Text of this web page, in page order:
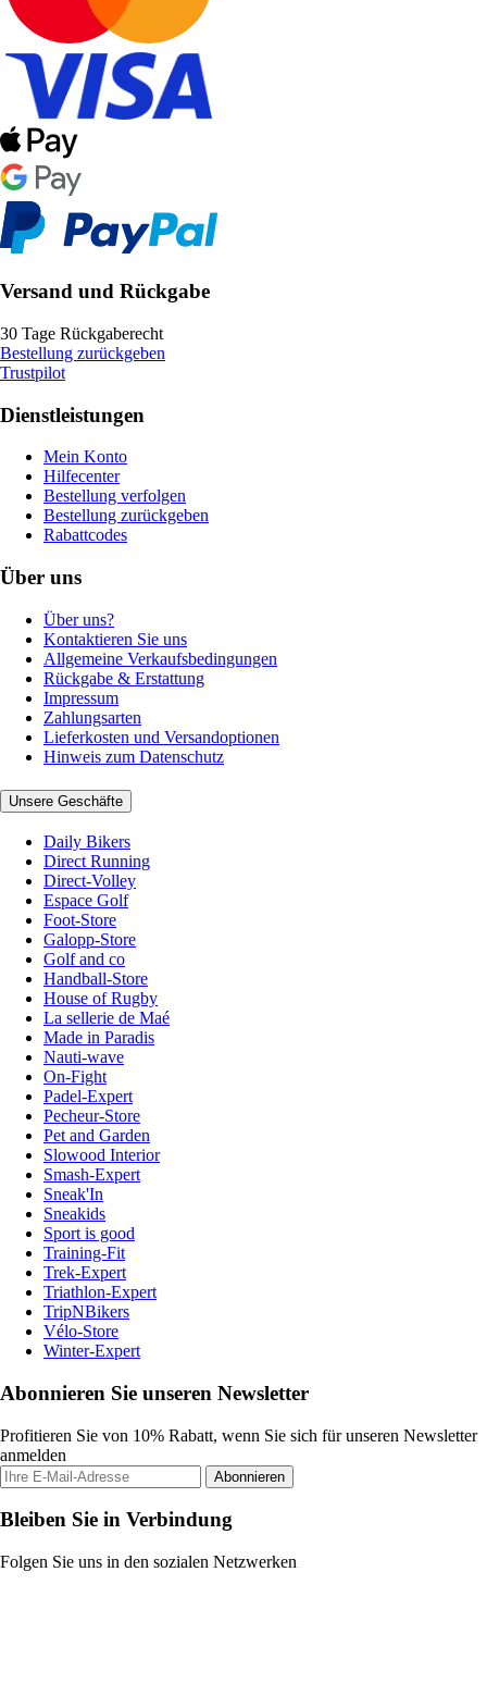
Versand und Rückgabe
30 Tage Rückgaberecht
Bestellung zurückgeben
Trustpilot
Dienstleistungen
Mein Konto
Hilfecenter
Bestellung verfolgen
Bestellung zurückgeben
Rabattcodes
Über uns
Über uns?
Kontaktieren Sie uns
Allgemeine Verkaufsbedingungen
Rückgabe & Erstattung
Impressum
Zahlungsarten
Lieferkosten und Versandoptionen
Hinweis zum Datenschutz
Unsere Geschäfte
Daily Bikers
Direct Running
Direct-Volley
Espace Golf
Foot-Store
Galopp-Store
Golf and co
Handball-Store
House of Rugby
La sellerie de Maé
Made in Paradis
Nauti-wave
On-Fight
Padel-Expert
Pecheur-Store
Pet and Garden
Slowood Interior
Smash-Expert
Sneak'In
Sneakids
Sport is good
Training-Fit
Trek-Expert
Triathlon-Expert
TripNBikers
Vélo-Store
Winter-Expert
Abonnieren Sie unseren Newsletter
Profitieren Sie von 10% Rabatt, wenn Sie sich für unseren Newsletter
anmelden
Abonnieren
Bleiben Sie in Verbindung
Folgen Sie uns in den sozialen Netzwerken